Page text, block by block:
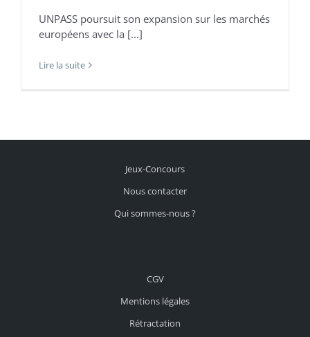
UNPASS poursuit son expansion sur les marchés
européens avec la [...]
Lire la suite
Jeux-Concours
Nous contacter
Qui sommes-nous ?
CGV
Mentions légales
Rétractation